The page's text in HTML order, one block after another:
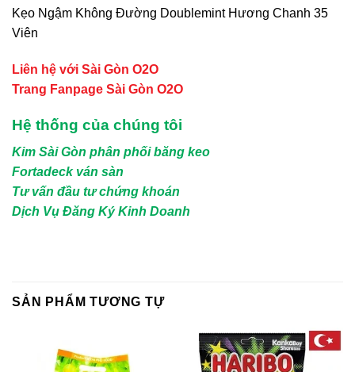
Kẹo Ngậm Không Đường Doublemint Hương Chanh 35
Viên
Liên hệ với Sài Gòn O2O
Trang Fanpage Sài Gòn O2O
Hệ thống của chúng tôi
Kim Sài Gòn phân phối băng keo
Fortadeck ván sàn
Tư vấn đầu tư chứng khoán
Dịch Vụ Đăng Ký Kinh Doanh
SẢN PHẨM TƯƠNG TỰ